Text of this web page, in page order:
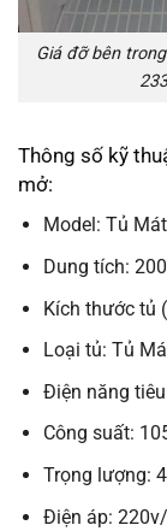
Giá đỡ bên
Thông số kỹ
mở:
Model: Tủ
Dung tích:
Kích thước tủ
Loại tủ: Tủ
Điện năng
Công suất:
Trọng lượng:
Điện áp: